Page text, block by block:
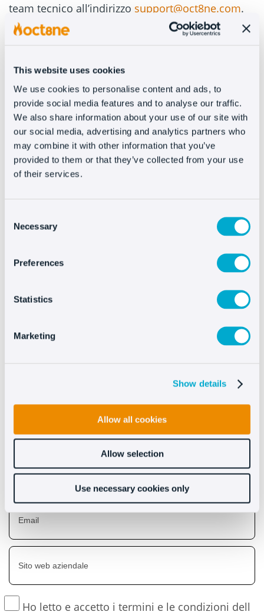
This website uses cookies
We use cookies to personalise content and ads, to
provide social media features and to analyse our traffic.
We also share information about your use of our site with
our social media, advertising and analytics partners who
may combine it with other information that you’ve
provided to them or that they’ve collected from your use
of their services.
Selection
Necessary
Preferences
Statistics
Marketing
Show details
Allow all cookies
Allow selection
Use necessary cookies only
team tecnico all’indirizzo support@oct8ne.com.
Se hai domande, puoi scriverci a contact@oct8ne.com
Installare Oct8ne é
davvero facile
apporta Oct8ne
Ho letto e accetto i termini e le condizioni dell